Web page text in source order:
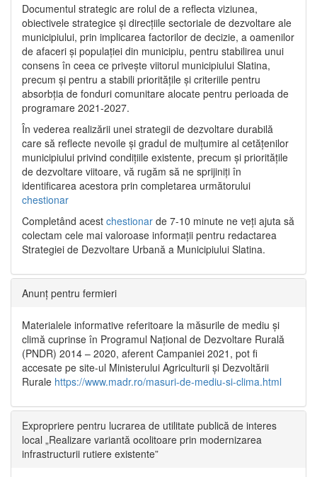
Documentul strategic are rolul de a reflecta viziunea,
obiectivele strategice și direcțiile sectoriale de dezvoltare ale
municipiului, prin implicarea factorilor de decizie, a oamenilor
de afaceri și populației din municipiu, pentru stabilirea unui
consens în ceea ce privește viitorul municipiului Slatina,
precum și pentru a stabili prioritățile și criteriile pentru
absorbția de fonduri comunitare alocate pentru perioada de
programare 2021-2027.
În vederea realizării unei strategii de dezvoltare durabilă
care să reflecte nevoile și gradul de mulțumire al cetățenilor
municipiului privind condițiile existente, precum și prioritățile
de dezvoltare viitoare, vă rugăm să ne sprijiniți în
identificarea acestora prin completarea următorului
chestionar
Completând acest chestionar de 7-10 minute ne veți ajuta să
colectam cele mai valoroase informații pentru redactarea
Strategiei de Dezvoltare Urbană a Municipiului Slatina.
Anunț pentru fermieri
Materialele informative referitoare la măsurile de mediu și
climă cuprinse în Programul Național de Dezvoltare Rurală
(PNDR) 2014 – 2020, aferent Campaniei 2021, pot fi
accesate pe site-ul Ministerului Agriculturii și Dezvoltării
Rurale https://www.madr.ro/masuri-de-mediu-si-clima.html
Expropriere pentru lucrarea de utilitate publică de interes
local „Realizare variantă ocolitoare prin modernizarea
infrastructurii rutiere existente”